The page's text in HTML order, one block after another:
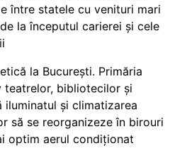
între statele cu venituri mari
la începutul carierei și cele
la București. Primăria
teatrelor, bibliotecilor și
iluminatul și climatizarea
să se reorganizeze în birouri
optim aerul condiționat